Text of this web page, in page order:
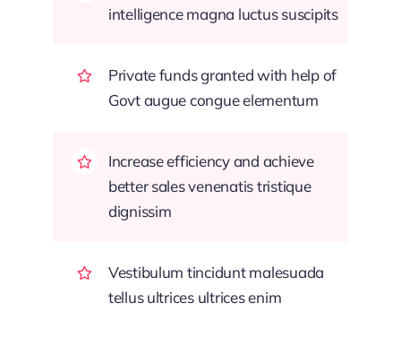
intelligence magna luctus suscipits
Private funds granted with help of
Govt augue congue elementum
Increase efficiency and achieve
better sales venenatis tristique
dignissim
Vestibulum tincidunt malesuada
tellus ultrices ultrices enim